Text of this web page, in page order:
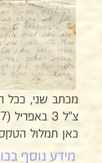
מכתב שני, ככל
כאן תמלול